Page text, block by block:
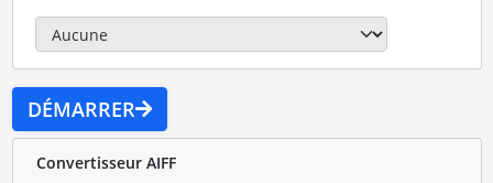
DÉMARRER
Convertisseur AIFF